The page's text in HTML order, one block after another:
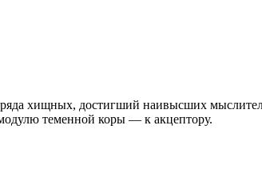
хищных, достигший наивысших
теменной коры — к акцептору.